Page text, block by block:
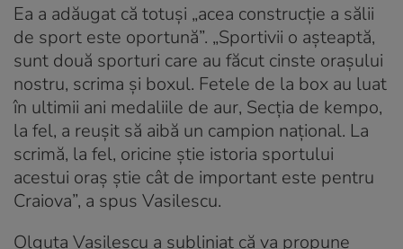
Ea a adăugat că totuși „acea construcție a sălii
de sport este oportună”. „Sportivii o așteaptă,
sunt două sporturi care au făcut cinste orașului
nostru, scrima și boxul. Fetele de la box au luat
în ultimii ani medaliile de aur, Secția de kempo,
la fel, a reușit să aibă un campion național. La
scrimă, la fel, oricine știe istoria sportului
acestui oraș știe cât de important este pentru
Craiova”, a spus Vasilescu.
Olguța Vasilescu a subliniat că va propune